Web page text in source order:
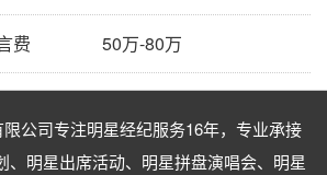
费 50万-80万
公司专注明星经纪服务16年，专业承接
、明星出席活动、明星拼盘演唱会、明星